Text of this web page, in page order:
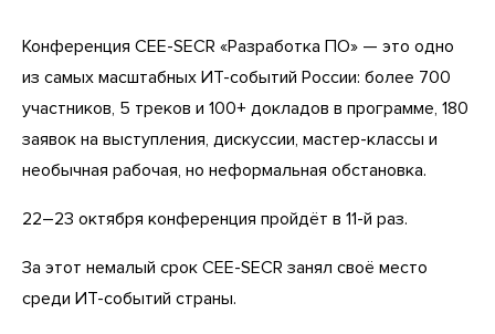
Конференция CEE-SECR «Разработка ПО» — это одно
из самых масштабных ИТ-событий России: более 700
участников, 5 треков и 100+ докладов в программе, 180
заявок на выступления, дискуссии, мастер-классы и
необычная рабочая, но неформальная обстановка.
22–23 октября конференция пройдёт в 11-й раз.
За этот немалый срок CEE-SECR занял своё место
среди ИТ-событий страны.